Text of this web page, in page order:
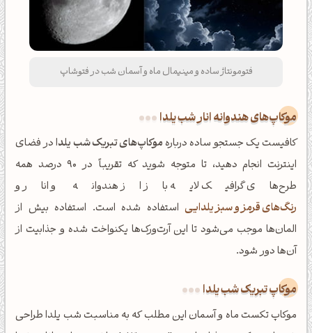
فتومونتاژ ساده و مینیمال ماه و آسمان شب در فتوشاپ
موکاپ‌های هندوانه انار شب یلدا
کافیست یک جستجو ساده دربارهموکاپ‌های تبریک شب یلدادر فضای
اینترنت انجام دهید، تا متوجه شوید که تقریباً در 90 درصد همه
طرح‌های گرافیک لایه باز از هندوانه و انار و
رنگ‌های قرمز و سبز یلدایی استفاده شده است. استفاده بیش از
المان‌ها موجب می‌شود تا این آرت‌ورک‌ها یکنواخت شده و جذابیت از
آن‌ها دور شود.
موکاپ تبریک شب یلدا
موکاپ تکست ماه و آسمان این مطلب که به مناسبت شب یلدا طراحی